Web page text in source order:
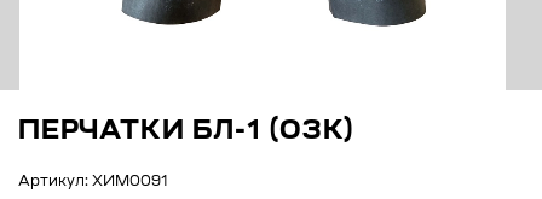
ПЕРЧАТКИ БЛ-1 (ОЗК)
Артикул: ХИМ0091